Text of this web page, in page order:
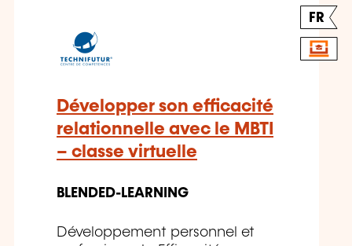
FR
Développer son efficacité
relationnelle avec le MBTI
– classe virtuelle
BLENDED-LEARNING
Développement personnel et